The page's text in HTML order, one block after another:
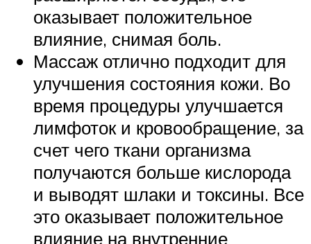
оказывает положительное
влияние, снимая боль.
Массаж отлично подходит для
улучшения состояния кожи. Во
время процедуры улучшается
лимфоток и кровообращение, за
счет чего ткани организма
получаются больше кислорода
и выводят шлаки и токсины. Все
это оказывает положительное
влияние на внутренние